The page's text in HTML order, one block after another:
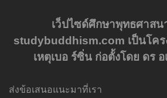
เว็ปไซด์ศึกษาพุทธศาส
studybuddhism.com เป็นโคร
เหตุเบอ ร์ซิ่น ก่อตั้งโดย ดร
ส่งข้อเสนอแนะมาที่เรา